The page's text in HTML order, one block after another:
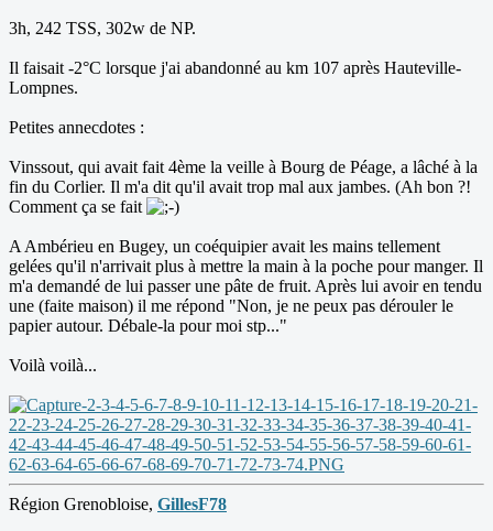
3h, 242 TSS, 302w de NP.
Il faisait -2°C lorsque j'ai abandonné au km 107 après Hauteville-
Lompnes.
Petites annecdotes :
Vinssout, qui avait fait 4ème la veille à Bourg de Péage, a lâché à la
fin du Corlier. Il m'a dit qu'il avait trop mal aux jambes. (Ah bon ?!
Comment ça se fait
A Ambérieu en Bugey, un coéquipier avait les mains tellement
gelées qu'il n'arrivait plus à mettre la main à la poche pour manger. Il
m'a demandé de lui passer une pâte de fruit. Après lui avoir en tendu
une (faite maison) il me répond "Non, je ne peux pas dérouler le
papier autour. Débale-la pour moi stp..."
Voilà voilà...
Région Grenobloise, GillesF78